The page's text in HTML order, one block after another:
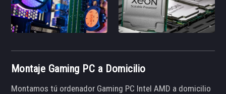
Montaje Gaming PC a Domicilio
Montamos tú ordenador Gaming PC Intel AMD a domicilio